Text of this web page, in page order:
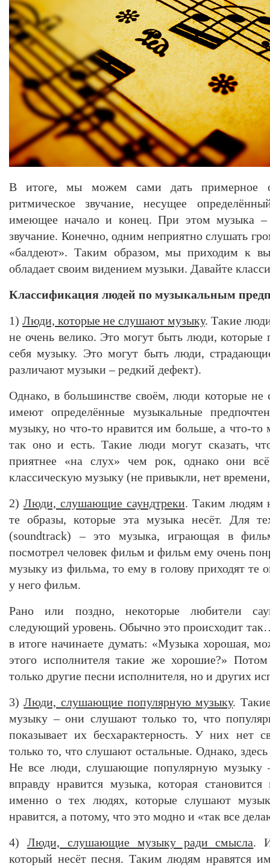
В итоге, мы можем сами дать примерное
ритмическое звучание, несущее
имеющее начало и конец. При этом музыка –
звучание. Конечно, одним неприятно слушать
«балдеют». Таким образом, мы приходим к
обладает своим видением музыки. Давайте
Классификация людей по музыкальным
1) Люди, которые не слушают музыку. Такие
не очень велико. Это могут быть люди,
себя музыку. Это могут быть люди,
различают музыки – редкий дефект).
Однако, в большинстве своём, люди которые не
имеют определённые музыкальные
музыку, но что-то нравится им больше, а что-то
так оно и есть. Такие люди могут сказать,
приятнее «на слух» чем рок, однако они
классическую музыку (не привыкли, нет
2) Люди, слушающие саундтреки. Таким людям
те образы, которые эта музыка несёт. Для
(soundtrack) – это музыка, играющая в
посмотрел человек фильм и фильм ему очень
музыку из фильма, то ему в голову приходят те
у него фильм.
Рано или поздно, некоторые любители
следующий уровень. Обычно это происходит
в итоге начинаете думать: «Музыка хорошая,
этого исполнителя такие же хорошие?»
только другие песни исполнителя, но и других
3)Люди, слушающие популярную музыку.
музыку – они слушают только то, что
показывает их бесхарактерность. У них нет
только то, что слушают остальные. Однако,
Не все люди, слушающие популярную музыку
вправду нравится музыка, которая
именно о тех людях, которые слушают
нравится, а потому, что это модно и «так все
4) Люди, слушающие музыку ради смысла.
который несёт песня. Таким людям нравятся